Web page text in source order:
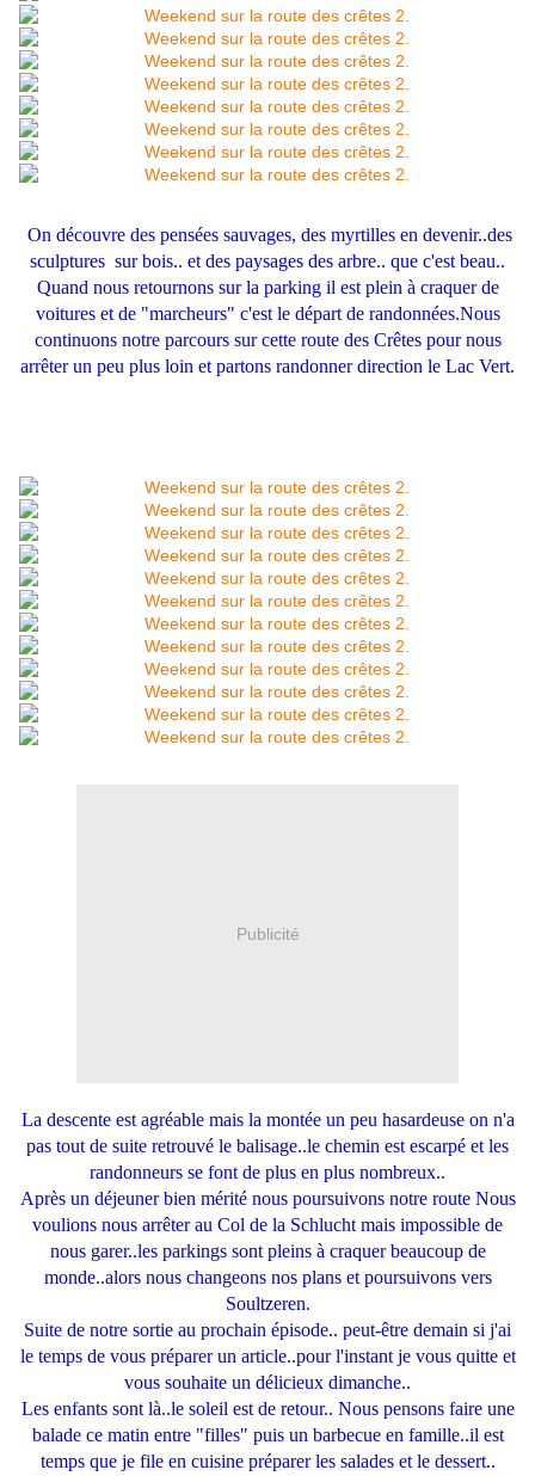
On découvre des pensées sauvages, des myrtilles en devenir..des
sculptures sur bois.. et des paysages des arbre.. que c'est beau..
Quand nous retournons sur la parking il est plein à craquer de
voitures et de "marcheurs" c'est le départ de randonnées.Nous
continuons notre parcours sur cette route des Crêtes pour nous
arrêter un peu plus loin et partons randonner direction le Lac Vert.
Publicité
La descente est agréable mais la montée un peu hasardeuse on n'a
pas tout de suite retrouvé le balisage..le chemin est escarpé et les
randonneurs se font de plus en plus nombreux..
Après un déjeuner bien mérité nous poursuivons notre route Nous
voulions nous arrêter au Col de la Schlucht mais impossible de
nous garer..les parkings sont pleins à craquer beaucoup de
monde..alors nous changeons nos plans et poursuivons vers
Soultzeren.
Suite de notre sortie au prochain épisode.. peut-être demain si j'ai
le temps de vous préparer un article..pour l'instant je vous quitte et
vous souhaite un délicieux dimanche..
Les enfants sont là..le soleil est de retour.. Nous pensons faire une
balade ce matin entre "filles" puis un barbecue en famille..il est
temps que je file en cuisine préparer les salades et le dessert..